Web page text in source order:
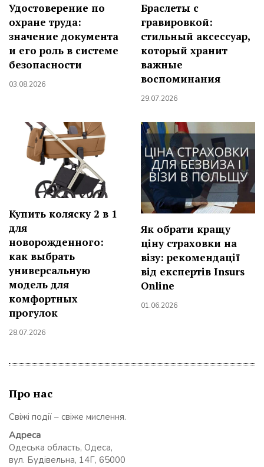
Удостоверение по
охране труда:
значение документа
и его роль в системе
безопасности
03.08.2026
Браслеты с
гравировкой:
стильный аксессуар,
который хранит
важные
воспоминания
29.07.2026
Купить коляску 2 в 1
для
новорожденного:
как выбрать
универсальную
модель для
комфортных
прогулок
28.07.2026
Як обрати кращу
ціну страховки на
візу: рекомендації
від експертів Insurs
Online
01.06.2026
Про нас
Свіжі події – свіже мислення.
Адреса
Одеська область, Одеса,
вул. Будівельна, 14Г, 65000